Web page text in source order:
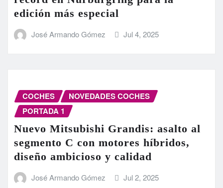
edición más especial
José Armando Gómez Jul 4, 2025
COCHES
NOVEDADES COCHES
PORTADA 1
Nuevo Mitsubishi Grandis: asalto al
segmento C con motores híbridos,
diseño ambicioso y calidad
José Armando Gómez Jul 2, 2025